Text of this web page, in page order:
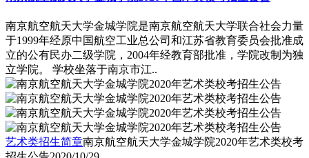
南京航空航天大学金城学院是南京航空航天大学联合社会力量
于1999年经原中国航空工业总公司和江苏省教育委员会批准成
立的公有民办二级学院，2004年经教育部批准，学院改制为独
立学院。 学校坐落于南京市江..
艺术类招生简章南京航空航天大学金城学院2020年艺术类校考